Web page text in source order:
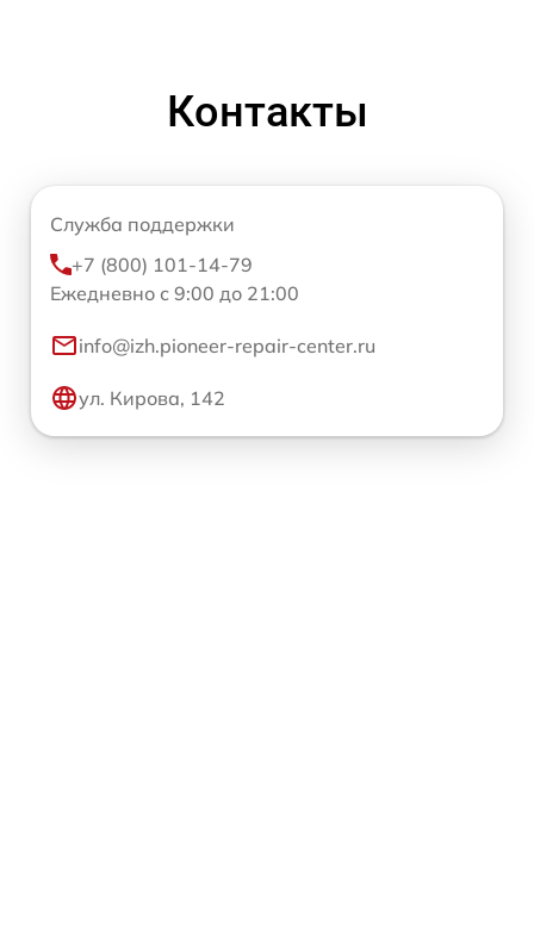
Контакты
Служба поддержки
+7 (800) 101-14-79
Ежедневно с 9:00 до 21:00
info@izh.pioneer-repair-center.ru
ул. Кирова, 142